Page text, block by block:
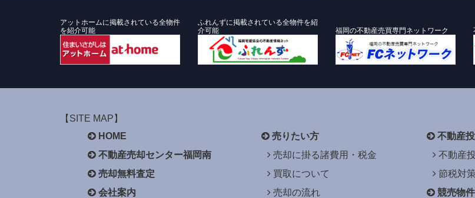
アットホームに掲載されている全物件
を紹介可能
ふれんずに掲載されている全物件を紹
介可能
福岡の不動産売買専門ネットワーク
【SITE MAP】
HOME
不動産売却センター福岡南
売却無料査定
会社案内
売りたい方
売却に掛る諸費用・税金
買取について
売却の流れ
不動産
不動産
節税対
競売物件